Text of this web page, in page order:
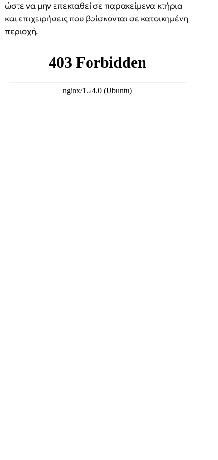
ώστε να μην επεκταθεί σε παρακείμενα κτήρια
και επιχειρήσεις που βρίσκονται σε κατοικημένη
περιοχή.